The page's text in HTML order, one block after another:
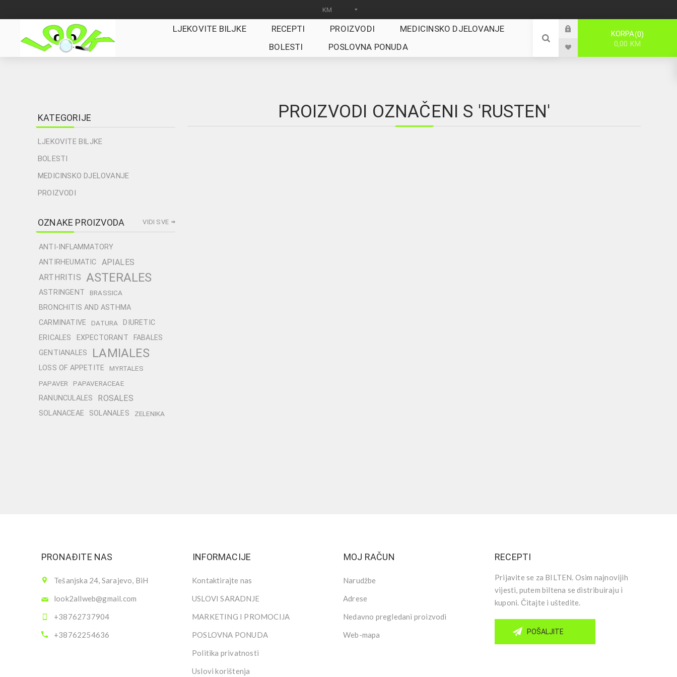
LJEKOVITE BILJKE RECEPTI PROIZVODI
MEDICINSKO DJELOVANJE
BOLESTI
POSLOVNA PONUDA
KORPA 0
0,00 KM
PROIZVODI OZNAČENI S 'RUSTEN'
KATEGORIJE
LJEKOVITE BILJKE
BOLESTI
MEDICINSKO DJELOVANJE
PROIZVODI
OZNAKE PROIZVODA
ANTI-INFLAMMATORY
ANTIRHEUMATIC
APIALES
ARTHRITIS ASTERALES
ASTRINGENT BRASSICA
BRONCHITIS AND ASTHMA
CARMINATIVE
DATURA
DIURETIC
ERICALES
EXPECTORANT
FABALES
GENTIANALES
LAMIALES
LOSS OF APPETITE
MYRTALES
PAPAVER
PAPAVERACEAE
RANUNCULALES ROSALES
SOLANACEAE SOLANALES ZELENIKA
VIDI SVE
PRONAĐITE NAS
Tešanjska 24, Sarajevo, BiH
look2allweb@gmail.com
+38762737904
+38762254636
INFORMACIJE
Kontaktirajte nas
USLOVI SARADNJE
MARKETING I PROMOCIJA
POSLOVNA PONUDA
Politika privatnosti
Uslovi korištenja
MOJ RAČUN
Narudžbe
Adrese
Nedavno pregledani proizvodi
Web-mapa
RECEPTI
Prijavite se za BILTEN. Osim najnovijih
vijesti, putem biltena se distribuiraju i
kuponi. Čitajte i uštedite.
POŠALJITE